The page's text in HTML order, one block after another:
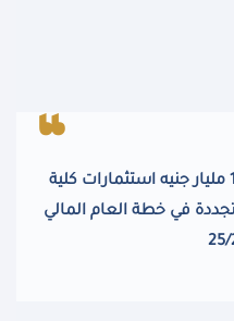
الدكتورة رانيا المشاط: 136.3 مليار جنيه استثمارات كلية
في خطة العام المالي
25/